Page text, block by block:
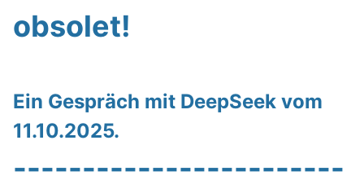
obsolet!
Ein Gespräch mit DeepSeek vom
11.10.2025.
------------------------